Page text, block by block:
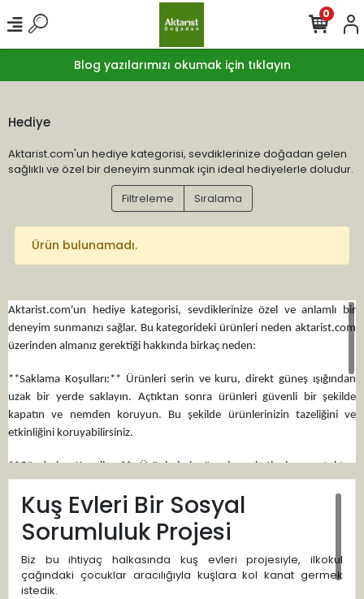
Blog yazılarımızı okumak için tıklayın
0
Hediye
Aktarist.com'un hediye kategorisi, sevdiklerinize doğadan gelen
sağlıklı ve özel bir deneyim sunmak için ideal hediyelerle doludur.
Filtreleme
Sıralama
Ürün bulunamadı.
Aktarist.com'un hediye kategorisi, sevdiklerinize özel ve anlamlı bir
deneyim sunmanızı sağlar. Bu kategorideki ürünleri neden aktarist.com
üzerinden almanız gerektiği hakkında birkaç neden:
**Saklama Koşulları:** Ürünleri serin ve kuru, direkt güneş ışığından
uzak bir yerde saklayın. Açtıktan sonra ürünleri güvenli bir şekilde
kapatın ve nemden koruyun. Bu şekilde ürünlerinizin tazeliğini ve
etkinliğini koruyabilirsiniz.
**Gönderim Koşulları:** Ürünlerimiz özenle paketlenir ve stoktan
sunulur. Ürünlerimizden memnun kalmamanız durumunda kolay iade
imkânı sunuyoruz. Memnuniyetiniz garantilidir.
Önceliğimiz satış değil, müşteri memnuniyetidir. Doğadan gelen sağlıklı
ve keyifli bir deneyimi sevdiklerinize hediye ederek özel anlar yaşatın.
Özel teklifleri kaçırmayın – bugün üye olun ve bizi takip edin!
Kuş Evleri Bir Sosyal
Sorumluluk Projesi
Biz bu ihtiyaç halkasında kuş evleri projesiyle, ilkokul
çağındaki çocuklar aracılığıyla kuşlara kol kanat germek
istedik.